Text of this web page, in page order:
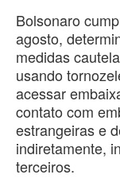
Bolsonaro
agosto,
medidas
usando
acessar
contato com
estrangeiras e
indiretamente,
terceiros.